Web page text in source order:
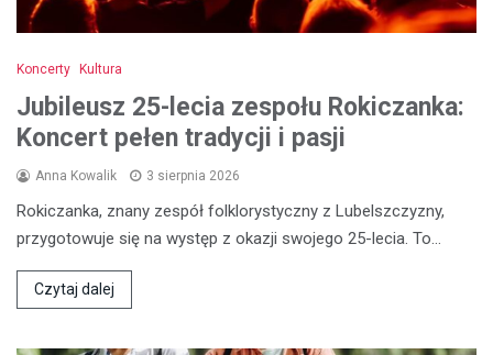
Koncerty Kultura
Jubileusz 25-lecia zespołu Rokiczanka:
Koncert pełen tradycji i pasji
Anna Kowalik 3 sierpnia 2026
Rokiczanka, znany zespół folklorystyczny z Lubelszczyzny,
przygotowuje się na występ z okazji swojego 25-lecia. To…
Czytaj dalej